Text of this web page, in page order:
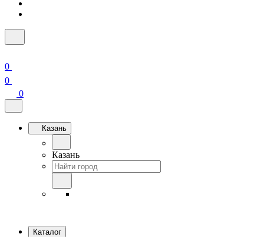
0
0
0
Казань
Казань
Каталог